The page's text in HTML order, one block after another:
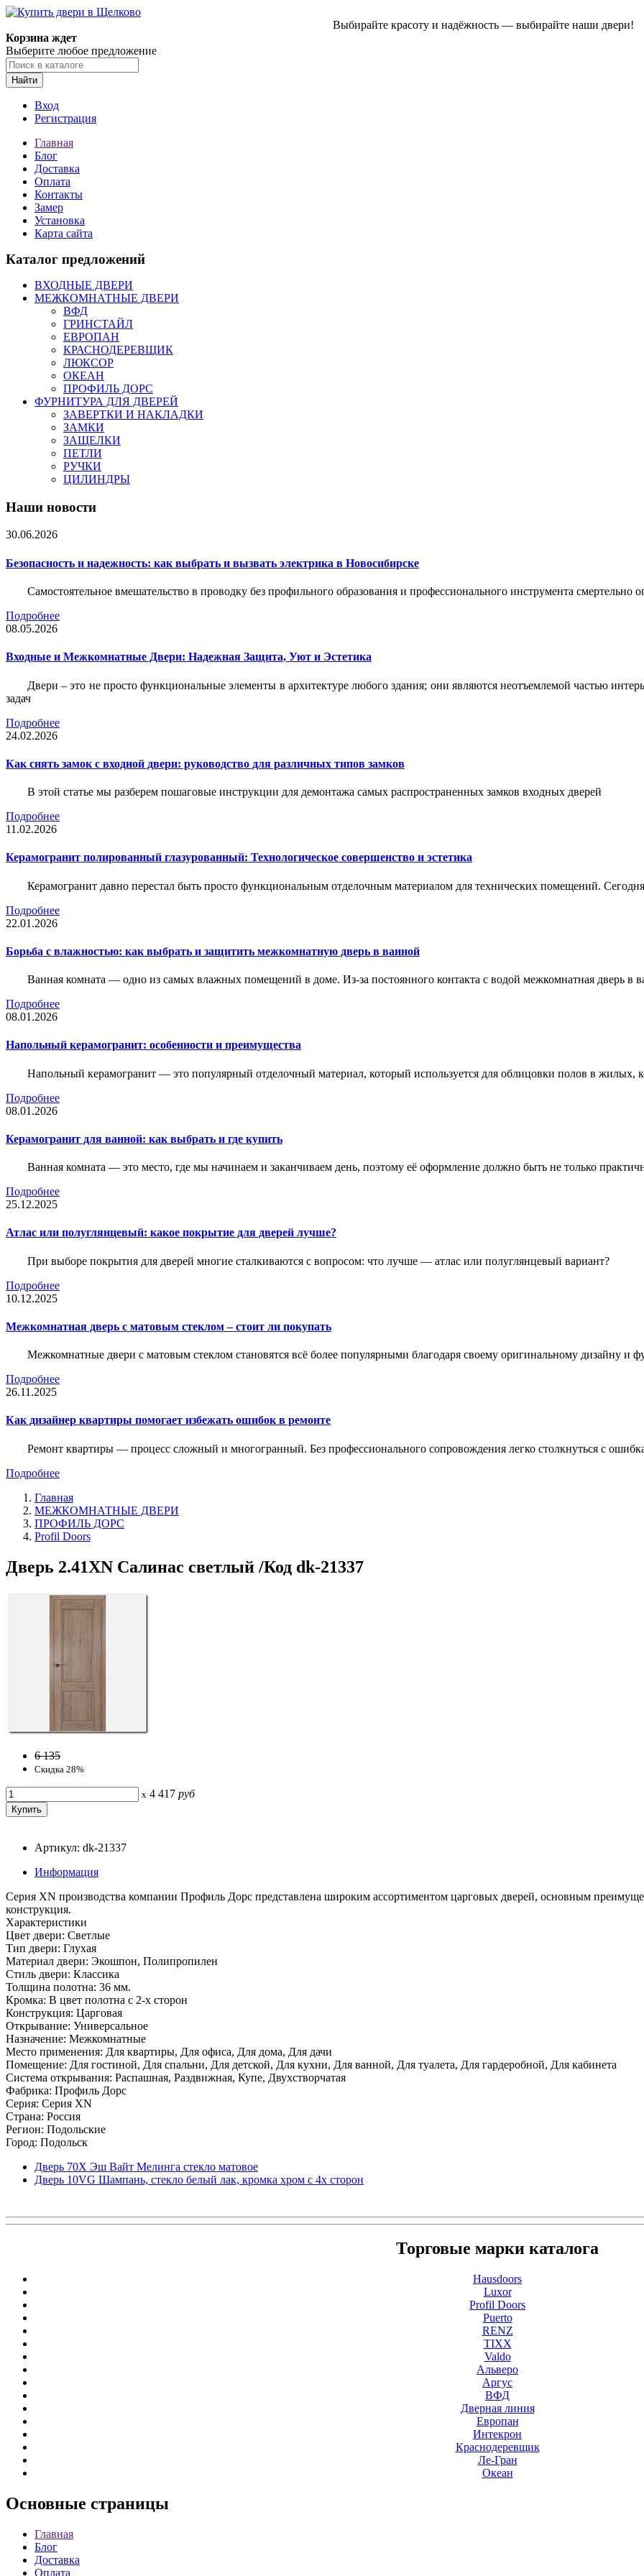
Выбирайте красоту и надёжность — выбирайте наши двери!
Корзина ждет
Выберите любое предложение
Найти
Вход
Регистрация
Главная
Блог
Доставка
Оплата
Контакты
Замер
Установка
Карта сайта
Каталог предложений
ВХОДНЫЕ ДВЕРИ
МЕЖКОМНАТНЫЕ ДВЕРИ
ВФД
ГРИНСТАЙЛ
ЕВРОПАН
КРАСНОДЕРЕВЩИК
ЛЮКСОР
ОКЕАН
ПРОФИЛЬ ДОРС
ФУРНИТУРА ДЛЯ ДВЕРЕЙ
ЗАВЕРТКИ И НАКЛАДКИ
ЗАМКИ
ЗАЩЕЛКИ
ПЕТЛИ
РУЧКИ
ЦИЛИНДРЫ
Наши новости
30.06.2026
Безопасность и надежность: как выбрать и вызвать электрика в Новосибирске
Самостоятельное вмешательство в проводку без профильного образования и профессионального инструмента смертельно
Подробнее
08.05.2026
Входные и Межкомнатные Двери: Надежная Защита, Уют и Эстетика
Двери – это не просто функциональные элементы в архитектуре любого здания; они являются неотъемлемой частью
задач
Подробнее
24.02.2026
Как снять замок с входной двери: руководство для различных типов замков
В этой статье мы разберем пошаговые инструкции для демонтажа самых распространенных замков входных дверей
Подробнее
11.02.2026
Керамогранит полированный глазурованный: Технологическое совершенство и эстетика
Керамогранит давно перестал быть просто функциональным отделочным материалом для технических помещений.
Подробнее
22.01.2026
Борьба с влажностью: как выбрать и защитить межкомнатную дверь в ванной
Ванная комната — одно из самых влажных помещений в доме. Из-за постоянного контакта с водой межкомнатная дверь в
Подробнее
08.01.2026
Напольный керамогранит: особенности и преимущества
Напольный керамогранит — это популярный отделочный материал, который используется для облицовки полов в
Подробнее
08.01.2026
Керамогранит для ванной: как выбрать и где купить
Ванная комната — это место, где мы начинаем и заканчиваем день, поэтому её оформление должно быть не только
Подробнее
25.12.2025
Атлас или полуглянцевый: какое покрытие для дверей лучше?
При выборе покрытия для дверей многие сталкиваются с вопросом: что лучше — атлас или полуглянцевый вариант?
Подробнее
10.12.2025
Межкомнатная дверь с матовым стеклом – стоит ли покупать
Межкомнатные двери с матовым стеклом становятся всё более популярными благодаря своему оригинальному дизайну и
Подробнее
26.11.2025
Как дизайнер квартиры помогает избежать ошибок в ремонте
Ремонт квартиры — процесс сложный и многогранный. Без профессионального сопровождения легко столкнуться с
Подробнее
Главная
МЕЖКОМНАТНЫЕ ДВЕРИ
ПРОФИЛЬ ДОРС
Profil Doors
Дверь 2.41ХN Салинас светлый /Код dk-21337
6 135
Скидка 28%
x 4 417 руб
Артикул: dk-21337
Информация
Серия ХN производства компании Профиль Дорс представлена широким ассортиментом царговых дверей, основным
конструкция.
Характеристики
Цвет двери: Светлые
Тип двери: Глухая
Материал двери: Экошпон, Полипропилен
Стиль двери: Классика
Толщина полотна: 36 мм.
Кромка: В цвет полотна с 2-х сторон
Конструкция: Царговая
Открывание: Универсальное
Назначение: Межкомнатные
Место применения: Для квартиры, Для офиса, Для дома, Для дачи
Помещение: Для гостиной, Для спальни, Для детской, Для кухни, Для ванной, Для туалета, Для гардеробной, Для кабинета
Система открывания: Распашная, Раздвижная, Купе, Двухстворчатая
Фабрика: Профиль Дорс
Серия: Серия XN
Страна: Россия
Регион: Подольские
Город: Подольск
Дверь 70X Эш Вайт Мелинга стекло матовое
Дверь 10VG Шампань, стекло белый лак, кромка хром с 4х сторон
Торговые марки каталога
Hausdoors
Luxor
Profil Doors
Puerto
RENZ
TIXX
Valdo
Альверо
Аргус
ВФД
Дверная линия
Европан
Интекрон
Краснодеревщик
Ле-Гран
Океан
Основные страницы
Главная
Блог
Доставка
Оплата